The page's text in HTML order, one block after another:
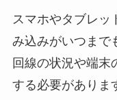
スマホやタブレッ
み込みがいつまで
回線の状況や端末
する必要がありま